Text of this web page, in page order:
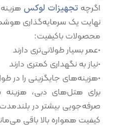
اگرچه تجهیزات لوکس هزینه
نهایت یک سرمایه‌گذاری
محصولات باکیفیت:
•عمر بسیار طولانی‌تری دارند
•نیاز به نگهداری کمتری دارند
•هزینه‌های جایگزینی را
برای هتل‌های دبی، هزینه
صرفه‌جویی بیشتر در
کیفیت همواره بالا باقی